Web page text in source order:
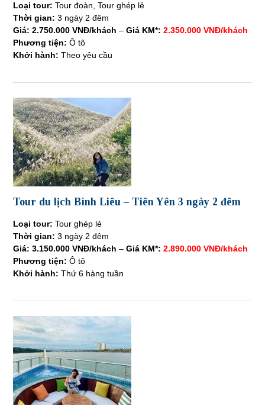
Loại tour: Tour đoàn, Tour ghép lẻ
Thời gian: 3 ngày 2 đêm
Giá: 2.750.000 VNĐ/khách –Giá KM*: 2.350.000 VNĐ/khách
Phương tiện: Ô tô
Khởi hành: Theo yêu cầu
Tour du lịch Bình Liêu – Tiên Yên 3 ngày 2 đêm
Loại tour: Tour ghép lẻ
Thời gian: 3 ngày 2 đêm
Giá: 3.150.000 VNĐ/khách –Giá KM*: 2.890.000 VNĐ/khách
Phương tiện: Ô tô
Khởi hành: Thứ 6 hàng tuần